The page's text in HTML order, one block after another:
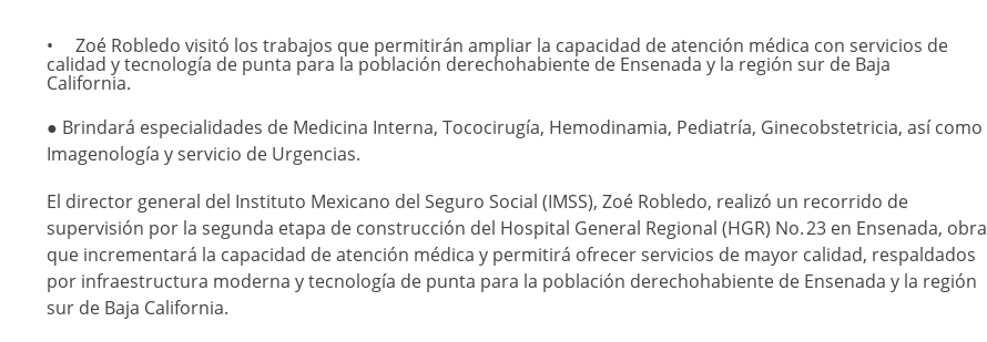
Zoé Robledo visitó los trabajos que permitirán ampliar la capacidad de atención médica con servicios de
calidad y tecnología de punta para la población derechohabiente de Ensenada y la región sur de Baja
California.
● Brindará especialidades de Medicina Interna, Tococirugía, Hemodinamia, Pediatría, Ginecobstetricia, así como
Imagenología y servicio de Urgencias.
El director general del Instituto Mexicano del Seguro Social (IMSS), Zoé Robledo, realizó un recorrido de
supervisión por la segunda etapa de construcción del Hospital General Regional (HGR) No. 23 en Ensenada, obra
que incrementará la capacidad de atención médica y permitirá ofrecer servicios de mayor calidad, respaldados
por infraestructura moderna y tecnología de punta para la población derechohabiente de Ensenada y la región
sur de Baja California.